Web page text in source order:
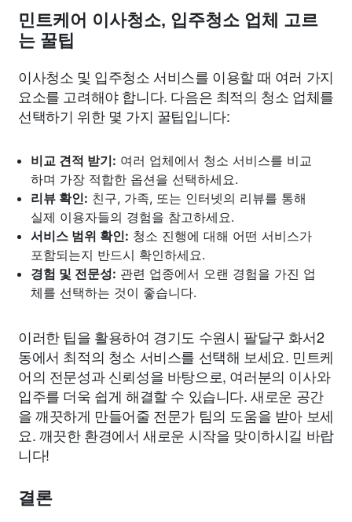
민트케어 이사청소, 입주청소 업체 고르
는 꿀팁
이사청소 및 입주청소 서비스를 이용할 때 여러 가지
요소를 고려해야 합니다. 다음은 최적의 청소 업체를
선택하기 위한 몇 가지 꿀팁입니다:
비교 견적 받기: 여러 업체에서 청소 서비스를 비교
하며 가장 적합한 옵션을 선택하세요.
리뷰 확인: 친구, 가족, 또는 인터넷의 리뷰를 통해
실제 이용자들의 경험을 참고하세요.
서비스 범위 확인: 청소 진행에 대해 어떤 서비스가
포함되는지 반드시 확인하세요.
경험 및 전문성: 관련 업종에서 오랜 경험을 가진 업
체를 선택하는 것이 좋습니다.
이러한 팁을 활용하여 경기도 수원시 팔달구 화서2
동에서 최적의 청소 서비스를 선택해 보세요. 민트케
어의 전문성과 신뢰성을 바탕으로, 여러분의 이사와
입주를 더욱 쉽게 해결할 수 있습니다. 새로운 공간
을 깨끗하게 만들어줄 전문가 팀의 도움을 받아 보세
요. 깨끗한 환경에서 새로운 시작을 맞이하시길 바랍
니다!
결론